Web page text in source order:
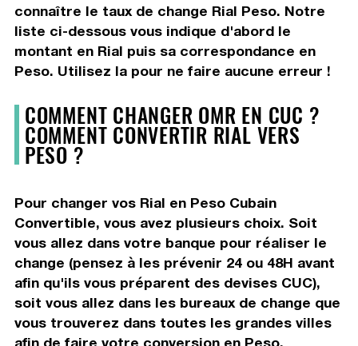
connaître le taux de change Rial Peso. Notre
liste ci-dessous vous indique d'abord le
montant en Rial puis sa correspondance en
Peso. Utilisez la pour ne faire aucune erreur !
COMMENT CHANGER OMR EN CUC ?
COMMENT CONVERTIR RIAL VERS
PESO ?
Pour changer vos Rial en Peso Cubain
Convertible, vous avez plusieurs choix. Soit
vous allez dans votre banque pour réaliser le
change (pensez à les prévenir 24 ou 48H avant
afin qu'ils vous préparent des devises CUC),
soit vous allez dans les bureaux de change que
vous trouverez dans toutes les grandes villes
afin de faire votre conversion en Peso.